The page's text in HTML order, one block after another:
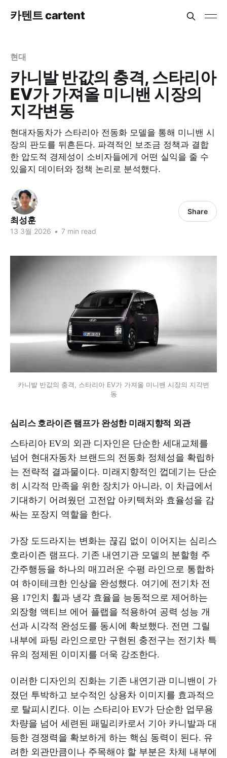
카텐트 cartent
현대
카니발 반값의 충격, 스타리아
EV가 가져올 미니밴 시장의
지각변동
현대자동차가 스타리아 전동화 모델을 통해 미니밴 시
장의 판도를 뒤흔든다. 파격적인 보조금 정책과 결합
한 압도적 경제성이 소비자들에게 어떤 실익을 줄 수
있을지 데이터와 정책 논리로 분석했다.
최성훈
13 3월 2026 • 7 min read
Share
카니발 반값의 충격, 스타리아 EV가 가져올 미니밴 시장의 지각변
동
심리스 호라이즌 램프가 완성한 미래지향적 외관
스타리아 EV의 외관 디자인은 단순한 세대교체를
넘어 현대자동차 브랜드의 전동화 정체성을 확립하
는 전략적 결과물이다. 미래지향적인 껍데기는 단순
히 시각적 만족을 위한 장치가 아니라, 이 차급에서
기대하기 어려웠던 고전압 아키텍처와 효율성을 감
싸는 포장지 역할을 한다.
가장 도드라지는 변화는 끊김 없이 이어지는 심리스
호라이즌 램프다. 기존 내연기관 모델의 분할형 주
간주행등을 하나의 매끄러운 수평 라인으로 통합하
여 하이테크한 인상을 완성했다. 여기에 전기차 전
용 17인치 휠과 냉각 효율을 능동적으로 제어하는
외장형 액티브 에어 플랩을 적용하여 공력 성능 개
선과 시각적 완성도를 동시에 확보했다. 전면 그릴
내부에 파팅 라인으로만 구현된 충전구는 전기차 특
유의 정제된 이미지를 더욱 강조한다.
이러한 디자인의 진화는 기존 내연기관 미니밴이 가
졌던 투박하고 보수적인 상용차 이미지를 효과적으
로 탈피시킨다. 이는 스타리아 EV가 단순한 업무용
차량을 넘어 세련된 패밀리카로서 기아 카니발과 대
등한 경쟁력을 확보하게 하는 핵심 동력이 된다. 유
려한 외관만큼이나 주목해야 할 부분은 차체 내부에